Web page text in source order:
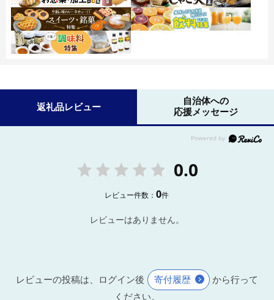
返礼品レビュー
自治体への
応援メッセージ
0.0
レビュー件数：0件
レビューはありません。
レビューの投稿は、ログイン後 寄付履歴
から行って
ください。